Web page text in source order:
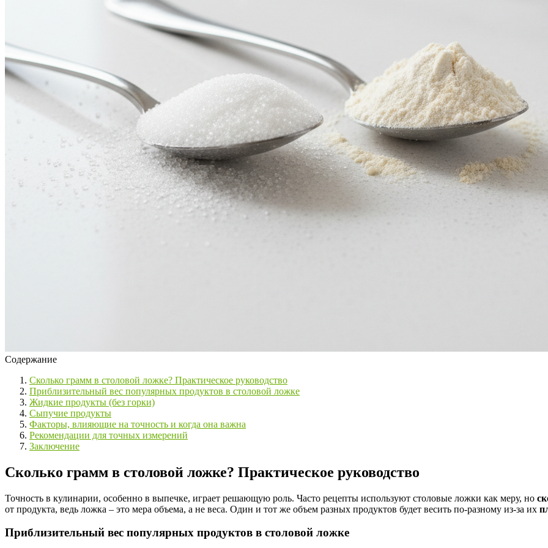
Содержание
Сколько грамм в столовой ложке? Практическое руководство
Приблизительный вес популярных продуктов в столовой ложке
Жидкие продукты (без горки)
Сыпучие продукты
Факторы, влияющие на точность и когда она важна
Рекомендации для точных измерений
Заключение
Сколько грамм в столовой ложке? Практическое руководство
Точность в кулинарии, особенно в выпечке, играет решающую роль. Часто рецепты используют столовые ложки как меру, но
от продукта, ведь ложка – это мера объема, а не веса. Один и тот же объем разных продуктов будет весить по-разному из-за их
Приблизительный вес популярных продуктов в столовой ложке